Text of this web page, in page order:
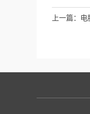
上一篇： 电